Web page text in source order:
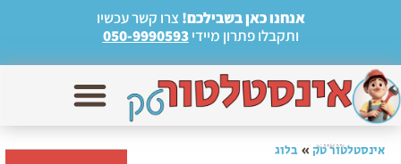
אנחנו כאן בשבילכם! צרו קשר עכשיו
ותקבלו פתרון מיידי050-9990593
אינסטלטור טק» בלוג